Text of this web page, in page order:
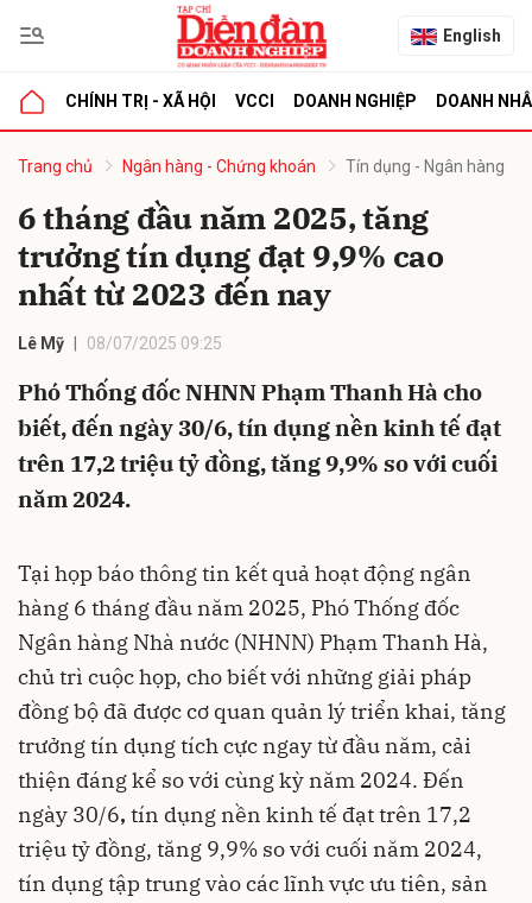
English
CHÍNH TRỊ - XÃ HỘI VCCI DOANH NGHIỆP DOANH
Trang chủ Ngân hàng - Chứng khoán Tín dụng - Ngân hàng
6 tháng đầu năm 2025, tăng
trưởng tín dụng đạt 9,9% cao
nhất từ 2023 đến nay
Lê Mỹ 08/07/2025 09:25
Phó Thống đốc NHNN Phạm Thanh Hà cho
biết, đến ngày 30/6, tín dụng nền kinh tế đạt
trên 17,2 triệu tỷ đồng, tăng 9,9% so với cuối
năm 2024.
Tại họp báo thông tin kết quả hoạt động ngân
hàng 6 tháng đầu năm 2025, Phó Thống đốc
Ngân hàng Nhà nước (NHNN) Phạm Thanh Hà,
chủ trì cuộc họp, cho biết với những giải pháp
đồng bộ đã được cơ quan quản lý triển khai, tăng
trưởng tín dụng tích cực ngay từ đầu năm, cải
thiện đáng kể so với cùng kỳ năm 2024. Đến
ngày 30/6, tín dụng nền kinh tế đạt trên 17,2
triệu tỷ đồng, tăng 9,9% so với cuối năm 2024,
tín dụng tập trung vào các lĩnh vực ưu tiên, sản
luận
Hủy